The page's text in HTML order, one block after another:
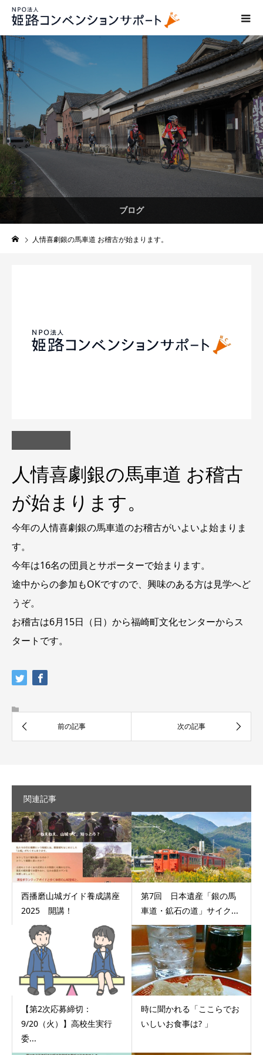
ブログ
人情喜劇銀の馬車道 お稽古が始まります。
人情喜劇銀の馬車道 お稽古
が始まります。
今年の人情喜劇銀の馬車道のお稽古がいよいよ始まりま
す。
今年は16名の団員とサポーターで始まります。
途中からの参加もOKですので、興味のある方は見学へど
うぞ。
お稽古は6月15日（日）から福崎町文化センターからス
タートです。
関連記事
西播磨山城ガイド養成講座
2025 開講！
第7回 日本遺産「銀の馬
車道・鉱石の道」サイク...
【第2次応募締切：
9/20（火）】高校生実行
委...
時に聞かれる「ここらでお
いしいお食事は? 」